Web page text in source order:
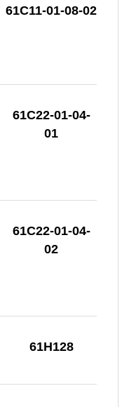
61C11-01-08-02
61C22-01-04-
01
61C22-01-04-
02
61H128